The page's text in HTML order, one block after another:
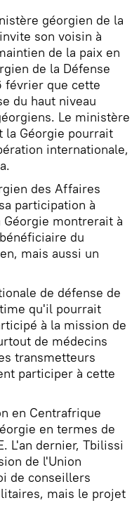
géorgien de la
son voisin à
de la paix en
de la Défense
février que cette
du haut niveau
Le ministère
la Géorgie pourrait
internationale,
des Affaires
participation à
montrerait à
du
mais aussi un
de défense de
qu'il pourrait
à la mission de
de médecins
transmetteurs
participer à cette
en Centrafrique
en termes de
L'an dernier, Tbilissi
de l'Union
de conseillers
mais le projet